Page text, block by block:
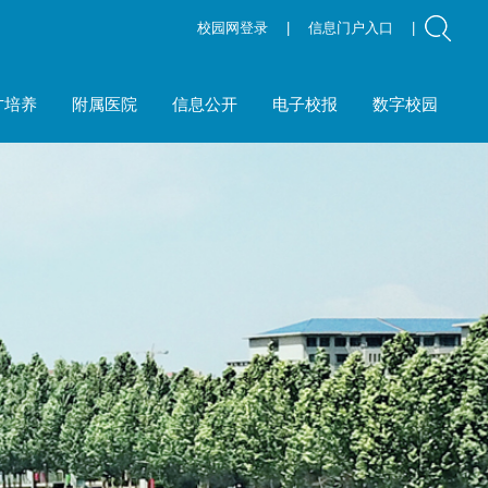
校园网登录 信息门户入口
培养 附属医院 信息公开 电子校报 数字校园